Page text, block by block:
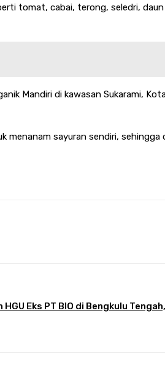
tomat, cabai, terong, seledri,
Mandiri di kawasan Sukarami,
menanam sayuran sendiri,
HGU Eks PT BIO di Bengkulu